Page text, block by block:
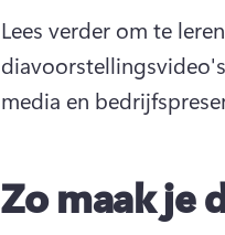
Lees verder om te
media en
Zo maak je